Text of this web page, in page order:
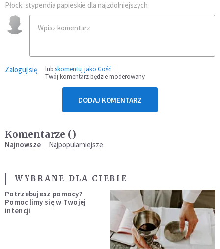
Płock: stypendia papieskie dla najzdolniejszych
Zaloguj się lub skomentuj jako Gość
Twój komentarz będzie moderowany
DODAJ KOMENTARZ
Komentarze ()
Najnowsze Najpopularniejsze
WYBRANE DLA CIEBIE
Potrzebujesz pomocy?
Pomodlimy się w Twojej
intencji